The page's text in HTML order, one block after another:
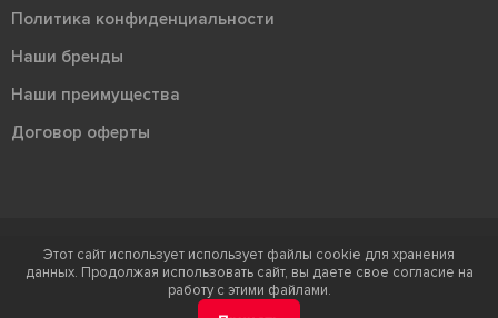
Политика конфиденциальности
Наши бренды
Наши преимущества
Договор оферты
Терра - территория керамики 2026
Ⓒ Правообладателем товарного знака "Терра" является ООО "Атлас-
Этот сайт использует использует файлы cookie для хранения
данных. Продолжая использовать сайт, вы даете свое согласие на
работу с этими файлами.